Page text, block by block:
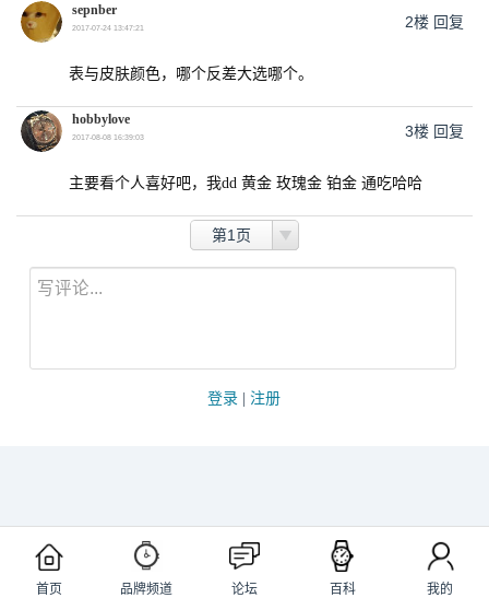
sepnber
2017-07-24 13:47:21 2楼 回复
表与皮肤颜色，哪个反差大选哪个。
hobbylove
2017-08-08 16:39:03 3楼 回复
主要看个人喜好吧，我dd 黄金 玫瑰金 铂金 通吃哈哈
第1页
登录 注册
首页 品牌频道 论坛 百科 我的